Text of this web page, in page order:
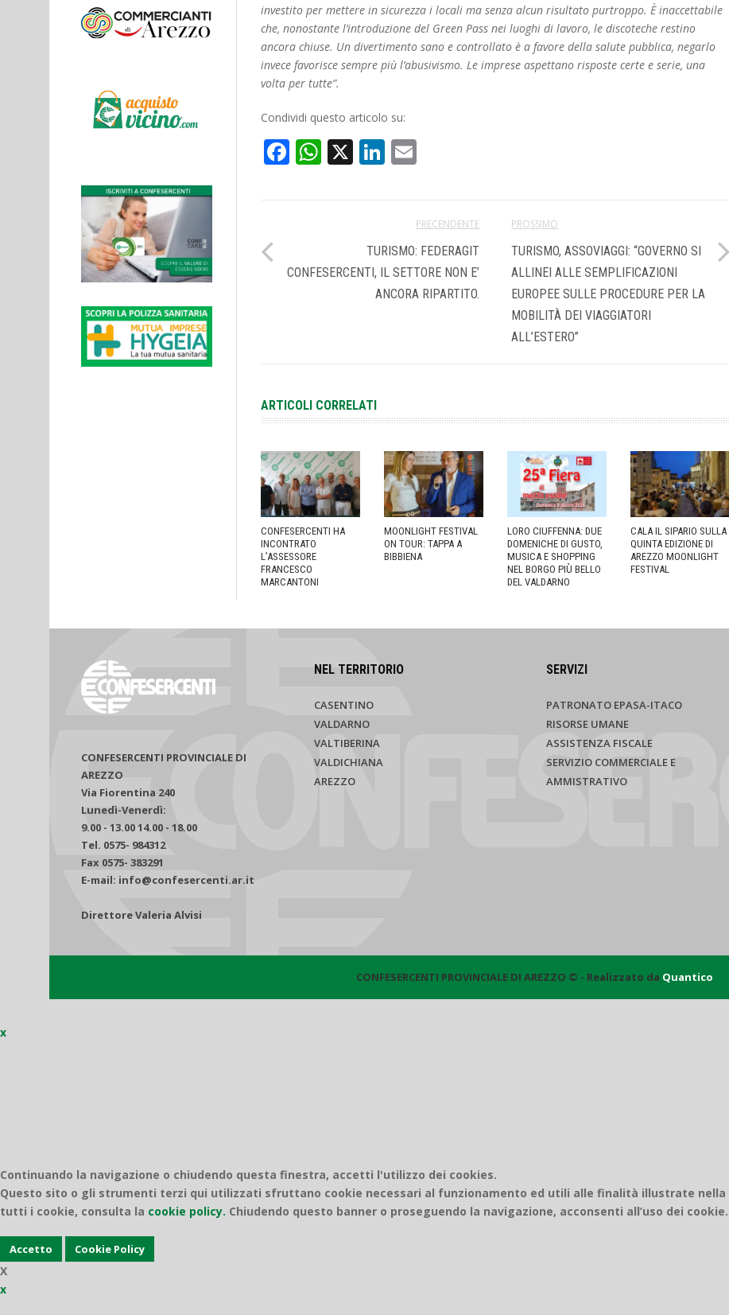
investito per mettere in sicurezza i locali ma senza alcun risultato purtroppo. È inaccettabile
che, nonostante l’introduzione del Green Pass nei luoghi di lavoro, le discoteche restino
ancora chiuse. Un divertimento sano e controllato è a favore della salute pubblica, negarlo
invece favorisce sempre più l’abusivismo. Le imprese aspettano risposte certe e serie, una
volta per tutte”.
Condividi questo articolo su:
Facebook
WhatsApp
X LinkedIn
PRECENDENTE
TURISMO: FEDERAGIT
CONFESERCENTI, IL SETTORE NON E’
ANCORA RIPARTITO.
PROSSIMO
TURISMO, ASSOVIAGGI: “GOVERNO SI
ALLINEI ALLE SEMPLIFICAZIONI
EUROPEE SULLE PROCEDURE PER LA
MOBILITÀ DEI VIAGGIATORI
ALL’ESTERO”
ARTICOLI CORRELATI
CONFESERCENTI HA
INCONTRATO
L’ASSESSORE
FRANCESCO
MARCANTONI
MOONLIGHT FESTIVAL
ON TOUR: TAPPA A
BIBBIENA
LORO CIUFFENNA: DUE
DOMENICHE DI GUSTO,
MUSICA E SHOPPING
NEL BORGO PIÙ BELLO
DEL VALDARNO
CALA IL SIPARIO SULLA
QUINTA EDIZIONE DI
AREZZO MOONLIGHT
FESTIVAL
CONFESERCENTI PROVINCIALE DI
AREZZO
Via Fiorentina 240
Lunedì-Venerdì:
9.00 - 13.00 14.00 - 18.00
Tel. 0575- 984312
Fax 0575- 383291
E-mail: info@confesercenti.ar.it
Direttore Valeria Alvisi
NEL TERRITORIO
CASENTINO
VALDARNO
VALTIBERINA
VALDICHIANA
AREZZO
SERVIZI
PATRONATO EPASA-ITACO
RISORSE UMANE
ASSISTENZA FISCALE
SERVIZIO COMMERCIALE E
AMMISTRATIVO
CONFESERCENTI PROVINCIALE DI AREZZO © - Realizzato da Quantico
x
Continuando la navigazione o chiudendo questa finestra, accetti l'utilizzo dei cookies.
Questo sito o gli strumenti terzi qui utilizzati sfruttano cookie necessari al funzionamento ed utili alle finalità illustrate nella
tutti i cookie, consulta la cookie policy. Chiudendo questo banner o proseguendo la navigazione, acconsenti all’uso dei cookie.
Accetto Cookie Policy
X
x